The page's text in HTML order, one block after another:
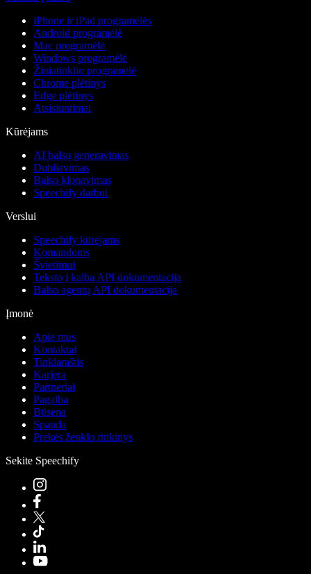
iPhone ir iPad programėlės
Android programėlė
Mac programėlė
Windows programėlė
Žiniatinklio programėlė
Chrome plėtinys
Edge plėtinys
Atsisiuntimai
Kūrėjams
AI balsų generavimas
Dubliavimas
Balso klonavimas
Speechify darbui
Verslui
Speechify kūrėjams
Komandoms
Švietimui
Teksto į kalbą API dokumentacija
Balso agentų API dokumentacija
Įmonė
Apie mus
Kontaktai
Tinklaraštis
Karjera
Partneriai
Pagalba
Būsena
Spauda
Prekės ženklo rinkinys
Sekite Speechify